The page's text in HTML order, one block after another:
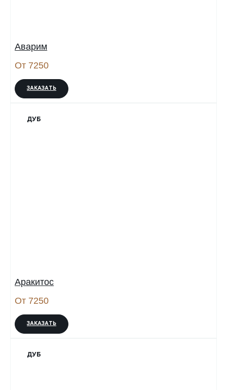
Аварим
От 7250
ЗАКАЗАТЬ
ДУБ
Аракитос
От 7250
ЗАКАЗАТЬ
ДУБ